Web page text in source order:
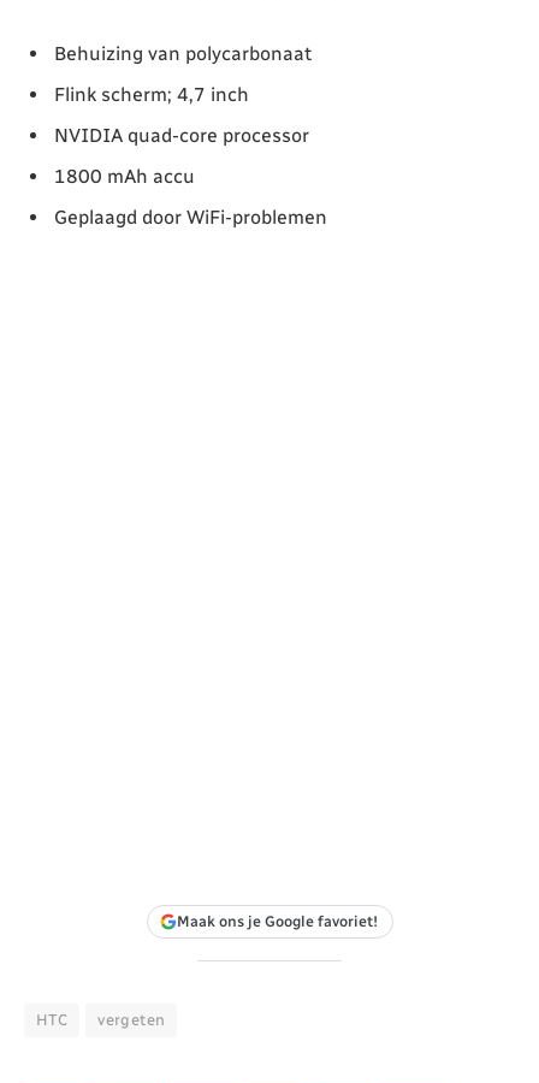
Behuizing van polycarbonaat
Flink scherm; 4,7 inch
NVIDIA quad-core processor
1800 mAh accu
Geplaagd door WiFi-problemen
Maak ons je Google favoriet!
HTC vergeten